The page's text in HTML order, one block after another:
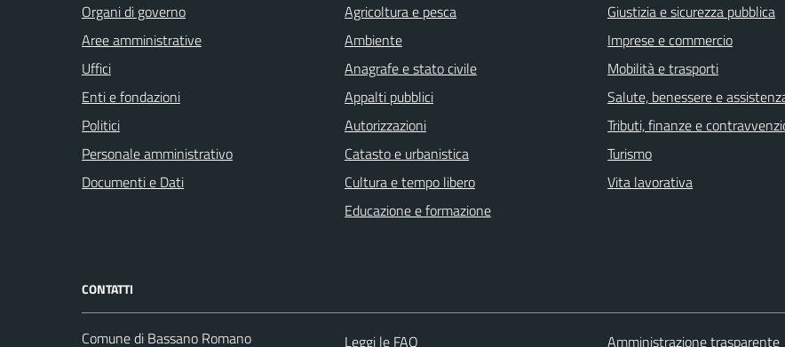
Organi di governo
Aree amministrative
Uffici
Enti e fondazioni
Politici
Personale amministrativo
Documenti e Dati
Agricoltura e pesca
Ambiente
Anagrafe e stato civile
Appalti pubblici
Autorizzazioni
Catasto e urbanistica
Cultura e tempo libero
Educazione e formazione
Giustizia e sicurezza pubblica
Imprese e commercio
Mobilità e trasporti
Salute, benessere e
Tributi, finanze e
Turismo
Vita lavorativa
CONTATTI
Comune di Bassano Romano Leggi le FAQ Amministrazione trasparente